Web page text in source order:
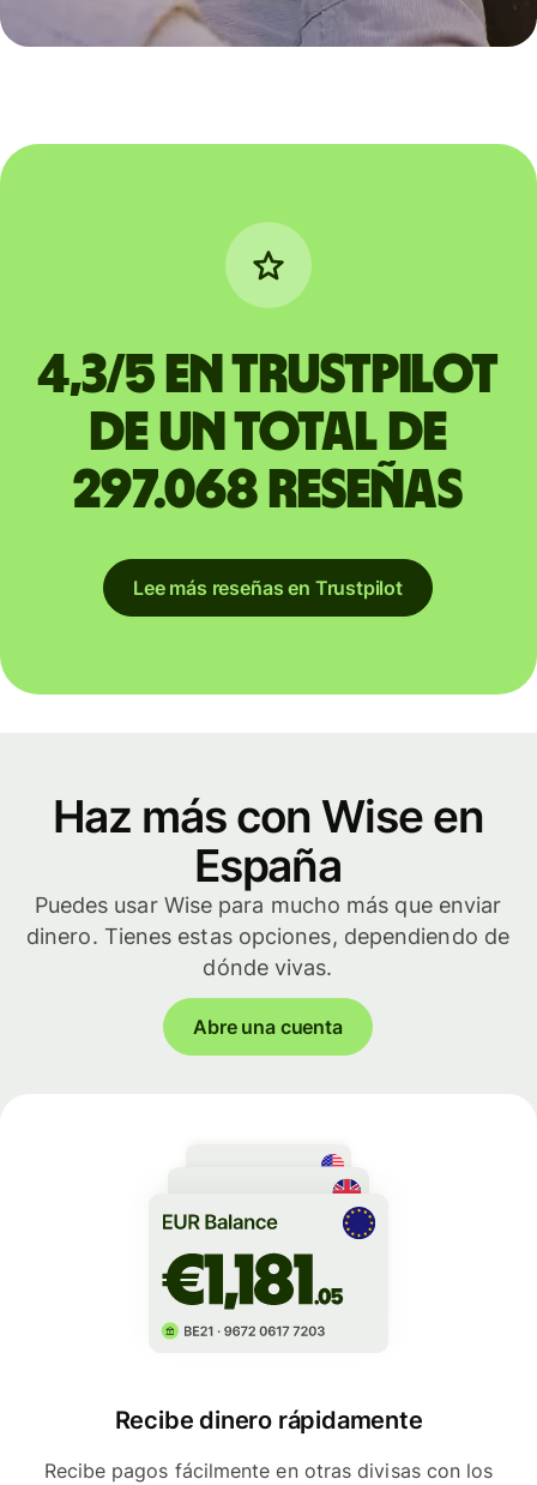
4,3/5 en Trustpilot
de un total de
297.068 reseñas
Lee más reseñas en Trustpilot
Haz más con Wise en
España
Puedes usar Wise para mucho más que enviar
dinero. Tienes estas opciones, dependiendo de
dónde vivas.
Abre una cuenta
Recibe dinero rápidamente
Recibe pagos fácilmente en otras divisas con los